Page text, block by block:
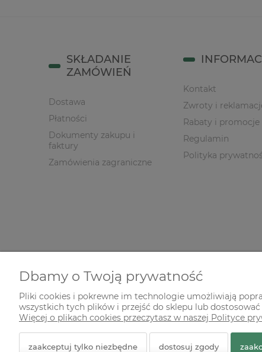
SKŁADANIE
ZAMÓWIEŃ
Dostawa
Płatności
Dokumenty zakupu i
faktury
Zamówienia zagraniczne
Kontakt
Zwroty i
Rabaty i promocje
Regulamin
Polityka
© 2026 zielonekoty.pl. Wszelkie prawa zastrzeżone.
Dbamy o Twoją prywatność
Pliki cookies i pokrewne im technologie umożliwiają
wszystkich tych plików i przejść do sklepu lub
Więcej o plikach cookies przeczytasz w naszej Polityce
zaakceptuj tylko niezbędne dostosuj zgody